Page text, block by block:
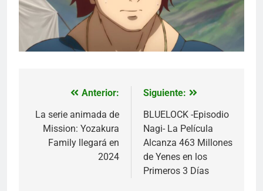
Navegación
de
entradas
Anterior:
La serie animada de
Mission: Yozakura
Family llegará en
2024
Siguiente:
BLUELOCK -Episodio
Nagi- La Película
Alcanza 463 Millones
de Yenes en los
Primeros 3 Días